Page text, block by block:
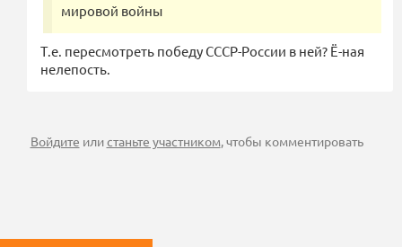
мировой войны
Т.е. пересмотреть победу СССР-России в ней? Ё-ная
нелепость.
Войдите илистаньте участником, чтобы комментировать